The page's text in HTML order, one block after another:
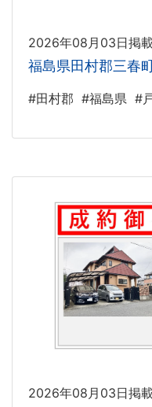
2026年08月03日掲
福島県田村郡三春
#田村郡 #福島県 #
2026年08月03日掲